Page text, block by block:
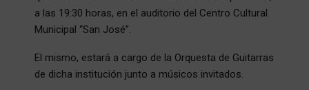
a las 19:30 horas, en el auditorio del Centro Cultural
Municipal “San José”.
El mismo, estará a cargo de la Orquesta de Guitarras
de dicha institución junto a músicos invitados.